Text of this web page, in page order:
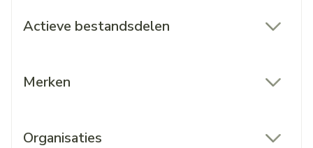
Actieve bestandsdelen
Merken
Organisaties